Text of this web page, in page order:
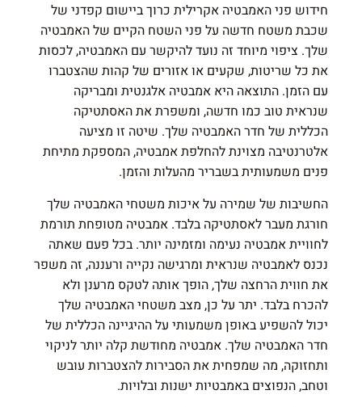
חידוש פני האמבטיה אקרילית כרוך ביישום קפדני של
שכבת משטח חדשה על פני השטח הקיים של האמבטיה
שלך. ציפוי מיוחד זה נועד להיקשר עם האמבטיה, לכסות
את כל שריטות, שקעים או אזורים של קהות שהצטברו
עם הזמן. התוצאה היא אמבטיה אלגנטית ומבריקה
שנראית טוב כמו חדשה, ומשפרת את האסתטיקה
הכללית של חדר האמבטיה שלך. שיטה זו מציעה
אלטרנטיבה מצוינת להחלפת אמבטיה, המספקת מתיחת
פנים משמעותית בשבריר מהעלות והזמן.
החשיבות של שמירה על איכות משטחי האמבטיה שלך
חורגת מעבר לאסתטיקה בלבד. אמבטיה מטופחת תורמת
לחוויית אמבטיה נעימה ומזמינה יותר. בכל פעם שאתה
נכנס לאמבטיה שנראית ומרגישה נקייה ורעננה, זה משפר
את חווית הרחצה שלך, הופך אותה לטקס מרענן ולא
להכרח בלבד. יתר על כן, מצב משטחי האמבטיה שלך
יכול להשפיע באופן משמעותי על ההיגיינה הכללית של
חדר האמבטיה שלך. אמבטיה מחודשת קלה יותר לניקוי
ותחזוקה, מה שמפחית את הסבירות להצטברות עובש
וטחב, הנפוצים באמבטיות ישנות ובלויות.